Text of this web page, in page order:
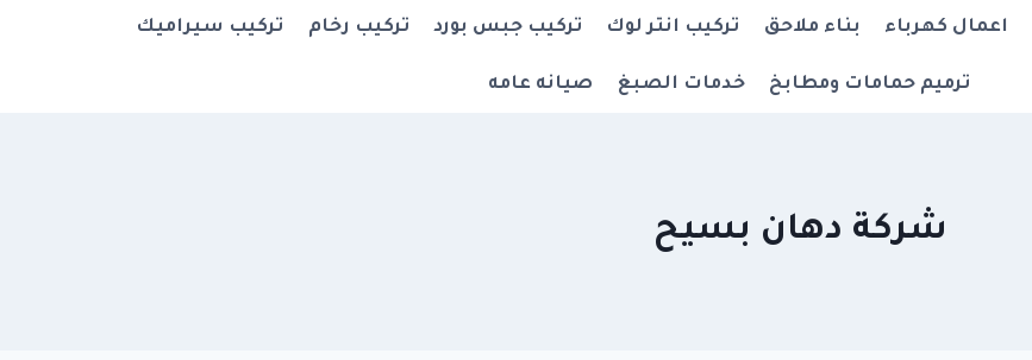
اعمال كهرباء بناء ملاحق تركيب انتر لوك تركيب جبس بورد تركيب رخام تركيب سيراميك
ترميم حمامات ومطابخ خدمات الصبغ صيانه عامه
شركة دهان بسيح